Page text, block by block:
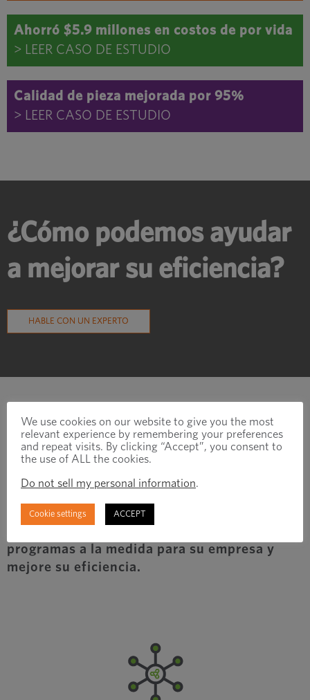
Ahorró $5.9 millones en costos de por vida
> LEER CASO DE ESTUDIO
Calidad de pieza mejorada por 95%
> LEER CASO DE ESTUDIO
¿Cómo podemos ayudar
a mejorar su eficiencia?
HABLE CON UN EXPERTO
Una extensión de su
equipo
Confíe en nuestra gran experiencia en la
programas a la medida para su empresa y
mejore su eficiencia.
We use cookies on our website to give you the most
relevant experience by remembering your preferences
and repeat visits. By clicking “Accept”, you consent to
the use of ALL the cookies.
Do not sell my personal information.
Cookie settings ACCEPT